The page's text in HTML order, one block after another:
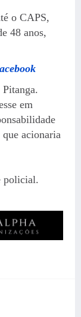
o CAPS,
48 anos,
em
acionaria
policial.